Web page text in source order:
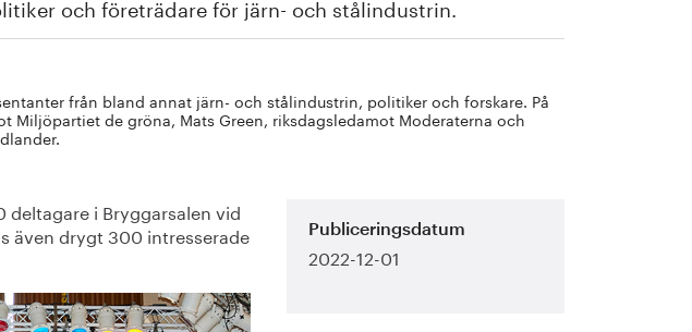
och företrädare för järn- och stålindustrin.
från bland annat järn- och stålindustrin, politiker och forskare. På
Miljöpartiet de gröna, Mats Green, riksdagsledamot Moderaterna och
deltagare i Bryggarsalen vid
även drygt 300 intresserade
Publiceringsdatum
2022-12-01